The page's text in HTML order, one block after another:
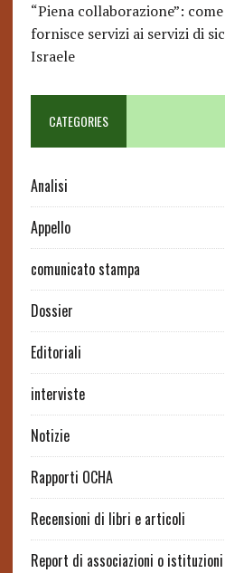
“Piena collaborazione”:
fornisce servizi ai servizi di
Israele
CATEGORIES
Analisi
Appello
comunicato stampa
Dossier
Editoriali
interviste
Notizie
Rapporti OCHA
Recensioni di libri e articoli
Report di associazioni o istituzioni